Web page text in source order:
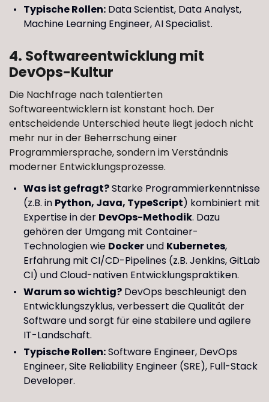
Typische Rollen:Data Scientist, Data Analyst,
Machine Learning Engineer, AI Specialist.
4. Softwareentwicklung mit
DevOps-Kultur
Die Nachfrage nach talentierten
Softwareentwicklern ist konstant hoch. Der
entscheidende Unterschied heute liegt jedoch nicht
mehr nur in der Beherrschung einer
Programmiersprache, sondern im Verständnis
moderner Entwicklungsprozesse.
Was ist gefragt?Starke Programmierkenntnisse
(z.B. in Python, Java, TypeScript) kombiniert mit
Expertise in der DevOps-Methodik. Dazu
gehören der Umgang mit Container-
Technologien wie Dockerund Kubernetes,
Erfahrung mit CI/CD-Pipelines (z.B. Jenkins, GitLab
CI) und Cloud-nativen Entwicklungspraktiken.
Warum so wichtig?DevOps beschleunigt den
Entwicklungszyklus, verbessert die Qualität der
Software und sorgt für eine stabilere und agilere
IT-Landschaft.
Typische Rollen:Software Engineer, DevOps
Engineer, Site Reliability Engineer (SRE), Full-Stack
Developer.